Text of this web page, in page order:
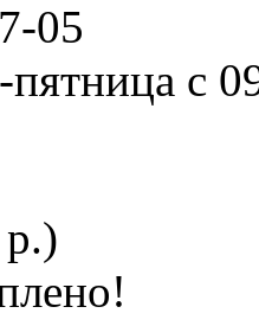
05
с